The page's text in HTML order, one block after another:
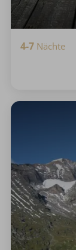
4-7 Nächte